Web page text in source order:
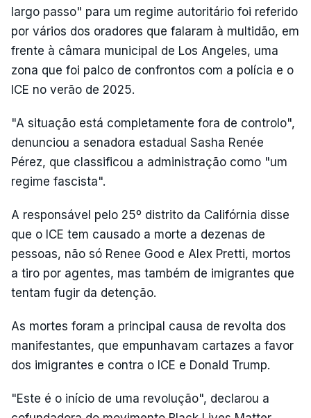
largo passo" para um regime autoritário foi referido
por vários dos oradores que falaram à multidão, em
frente à câmara municipal de Los Angeles, uma
zona que foi palco de confrontos com a polícia e o
ICE no verão de 2025.
"A situação está completamente fora de controlo",
denunciou a senadora estadual Sasha Renée
Pérez, que classificou a administração como "um
regime fascista".
A responsável pelo 25º distrito da Califórnia disse
que o ICE tem causado a morte a dezenas de
pessoas, não só Renee Good e Alex Pretti, mortos
a tiro por agentes, mas também de imigrantes que
tentam fugir da detenção.
As mortes foram a principal causa de revolta dos
manifestantes, que empunhavam cartazes a favor
dos imigrantes e contra o ICE e Donald Trump.
"Este é o início de uma revolução", declarou a